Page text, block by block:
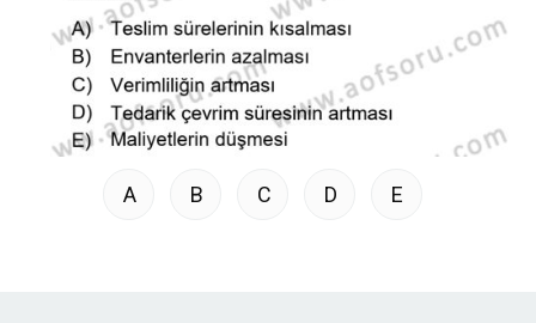
A B C D E